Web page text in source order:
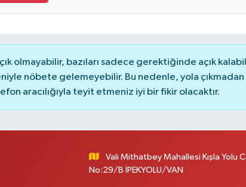
olmayabilir, bazıları sadece gerektiğinde açık
nöbete gelemeyebilir. Bu nedenle, yola çıkmadan
aracılığıyla teyit etmeniz iyi bir fikir olacaktır.
Vali Mithatbey Mahallesi Kışla Yolu
No:29/B İPEKYOLU/VAN